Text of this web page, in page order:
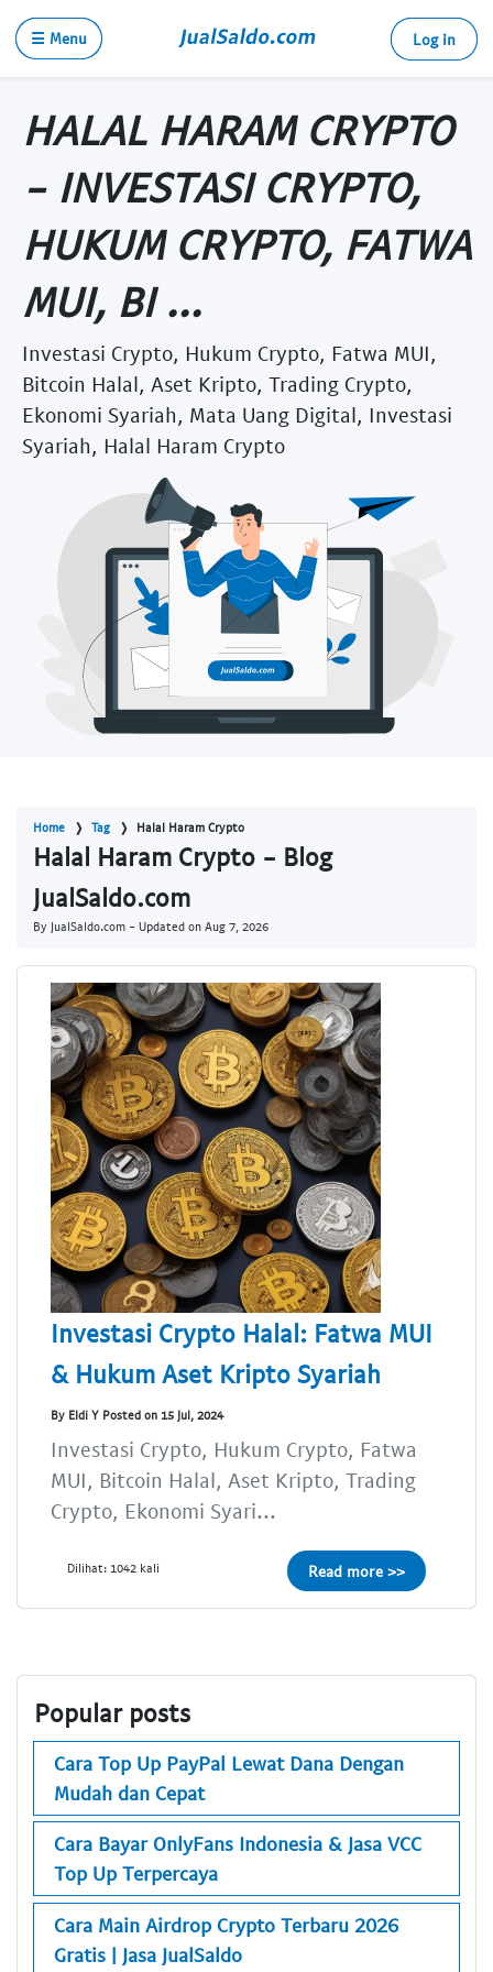
☰ Menu Log in
HALAL HARAM CRYPTO
- INVESTASI CRYPTO,
HUKUM CRYPTO, FATWA
MUI, BI ...
Investasi Crypto, Hukum Crypto, Fatwa MUI,
Bitcoin Halal, Aset Kripto, Trading Crypto,
Ekonomi Syariah, Mata Uang Digital, Investasi
Syariah, Halal Haram Crypto
Home Tag Halal Haram Crypto
Halal Haram Crypto - Blog
JualSaldo.com
By JualSaldo.com - Updated on Aug 7, 2026
Investasi Crypto Halal: Fatwa MUI
& Hukum Aset Kripto Syariah
By Eldi Y Posted on 15 Jul, 2024
Investasi Crypto, Hukum Crypto, Fatwa
MUI, Bitcoin Halal, Aset Kripto, Trading
Crypto, Ekonomi Syari...
Dilihat: 1042 kali Read more >>
Popular posts
Cara Top Up PayPal Lewat Dana Dengan
Mudah dan Cepat
Cara Bayar OnlyFans Indonesia & Jasa VCC
Top Up Terpercaya
Cara Main Airdrop Crypto Terbaru 2026
Gratis | Jasa JualSaldo